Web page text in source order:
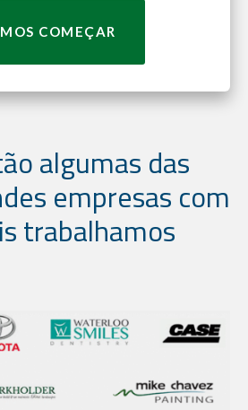
COMEÇAR
algumas das
empresas com
trabalhamos